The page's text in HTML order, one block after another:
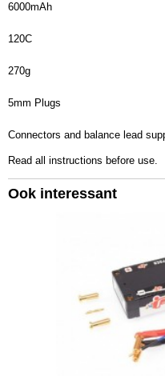
6000mAh
120C
270g
5mm Plugs
Connectors and balance lead
Read all instructions before use.
Ook interessant